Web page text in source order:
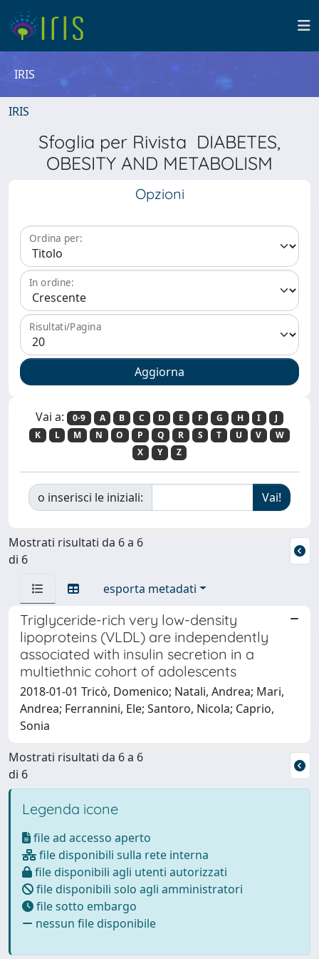
IRIS
IRIS
Sfoglia per Rivista DIABETES,
OBESITY AND METABOLISM
Opzioni
Ordina per:
In ordine:
Risultati/Pagina
Vai a: 0-9 A B C D E F G H I
J
K
L M N O P Q R S T U V
W
X
Y Z
o inserisci le iniziali:
Mostrati risultati da 6 a 6
di 6
esporta metadati
Triglyceride-rich very low-density
lipoproteins (VLDL) are independently
associated with insulin secretion in a
multiethnic cohort of adolescents
2018-01-01 Tricò, Domenico; Natali, Andrea; Mari,
Andrea; Ferrannini, Ele; Santoro, Nicola; Caprio,
Sonia
Mostrati risultati da 6 a 6
di 6
Legenda icone
file ad accesso aperto
file disponibili sulla rete interna
file disponibili agli utenti autorizzati
file disponibili solo agli amministratori
file sotto embargo
nessun file disponibile